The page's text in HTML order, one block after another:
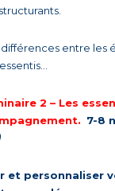
entre les
2 – Les
. 7-8
et personnaliser